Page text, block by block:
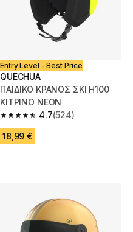
Entry Level - Best Price
QUECHUA
ΠΑΙΔΙΚΟ ΚΡΑΝΟΣ ΣΚΙ H100
ΚΙΤΡΙΝΟ NEON
4.7
4.7 out of 5 stars from 524
(524)
18,99 €